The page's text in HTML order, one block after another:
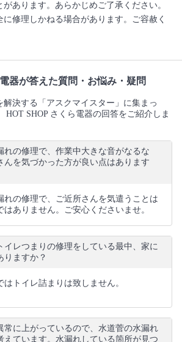
あります。あらかじめご了承ください。
に修理しかねる場合があります。ご容赦く
器が答えた質問・お悩み・疑問
解決する「アスクマイスター」に集まっ
HOT SHOP さくら電器の回答をご紹介しま
れの修理で、作業中大きな音がなるな
んを気づかった方が良い点はあります
れの修理で、ご近所さんを気遣うことは
はありません。ご安心くださいませ。
イレつまりの修理をしている最中、家に
りますか？
はトイレ詰まりは致しません。
常に上がっているので、水道菅の水漏れ
えています。水漏れしている箇所が見つ